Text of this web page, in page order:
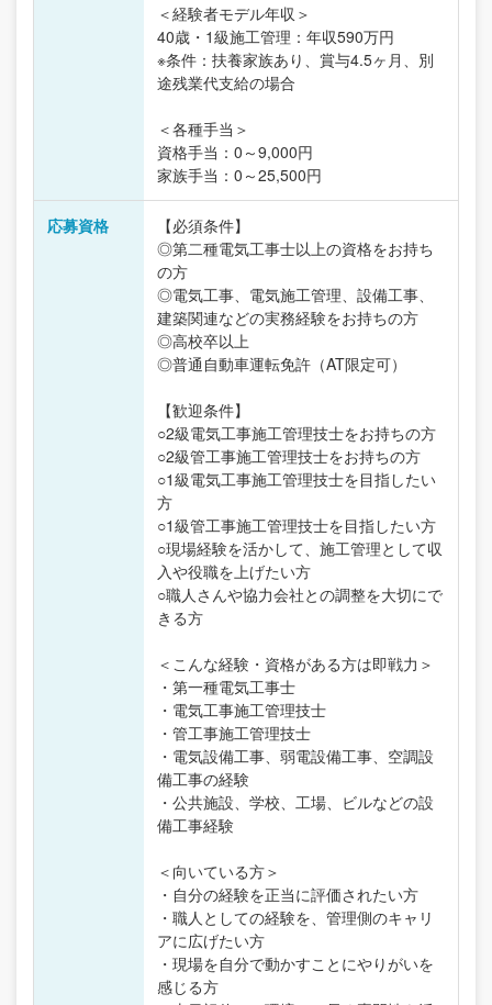
＜経験者モデル年収＞
40歳・1級施工管理：年収590万円
※条件：扶養家族あり、賞与4.5ヶ月、別
途残業代支給の場合
＜各種手当＞
資格手当：0～9,000円
家族手当：0～25,500円
応募資格
【必須条件】
◎第二種電気工事士以上の資格をお持ち
の方
◎電気工事、電気施工管理、設備工事、
建築関連などの実務経験をお持ちの方
◎高校卒以上
◎普通自動車運転免許（AT限定可）
【歓迎条件】
○2級電気工事施工管理技士をお持ちの方
○2級管工事施工管理技士をお持ちの方
○1級電気工事施工管理技士を目指したい
方
○1級管工事施工管理技士を目指したい方
○現場経験を活かして、施工管理として収
入や役職を上げたい方
○職人さんや協力会社との調整を大切にで
きる方
＜こんな経験・資格がある方は即戦力＞
・第一種電気工事士
・電気工事施工管理技士
・管工事施工管理技士
・電気設備工事、弱電設備工事、空調設
備工事の経験
・公共施設、学校、工場、ビルなどの設
備工事経験
＜向いている方＞
・自分の経験を正当に評価されたい方
・職人としての経験を、管理側のキャリ
アに広げたい方
・現場を自分で動かすことにやりがいを
感じる方